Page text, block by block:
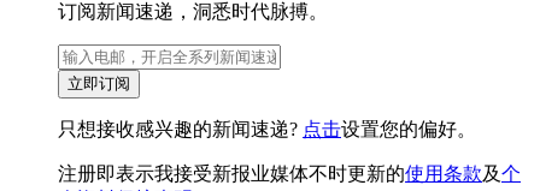
订阅新闻速递，洞悉时代脉搏。
立即订阅
只想接收感兴趣的新闻速递? 点击设置您的偏好。
注册即表示我接受新报业媒体不时更新的使用条款及个